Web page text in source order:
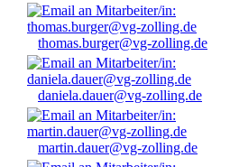
thomas.burger@vg-zolling.de
daniela.dauer@vg-zolling.de
martin.dauer@vg-zolling.de